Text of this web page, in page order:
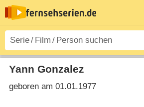
Yann Gonzalez
geboren am 01.01.1977